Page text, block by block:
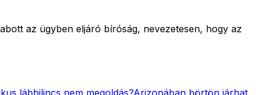
az ügyben eljáró bíróság, nevezetesen, hogy az
lábbilincs nem megoldás?Arizonában börtön járhat